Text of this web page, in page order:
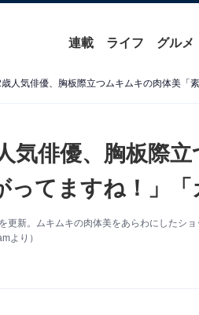
連載 ライフ グルメ
気俳優、胸板際
てますね！」「
新。ムキムキの肉体美をあらわにしたショ
より）